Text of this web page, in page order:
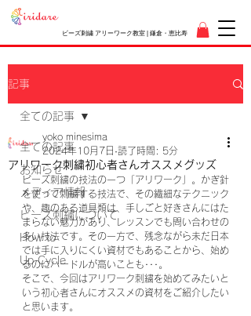
ビーズ刺繍 アリーワーク教室 | 鎌倉・恵比寿
記事
全ての記事
お知らせ
メディア情報
ビーズ刺繍について
How to
Up Cycle
全ての記事
アリワーク刺繍初心者さんオススメグッズ
yoko minesima
2024年10月7日 読了時間: 5分
ビーズ刺繍の技法の一つ「アリワーク」。かぎ針
を使って刺繍する技法で、その繊細なテクニック
や、趣のある道具類は、手しごと好きさんにはた
まらない魅力があり、レッスンでも問い合わせの
多い技法です。その一方で、残念ながら未だ日本
では手に入りにくい資材でもあることから、始め
るのにハードルが高いことも･･･。
そこで、今回はアリワーク刺繍を始めてみたいと
いう初心者さんにオススメの資材をご紹介したい
と思います。